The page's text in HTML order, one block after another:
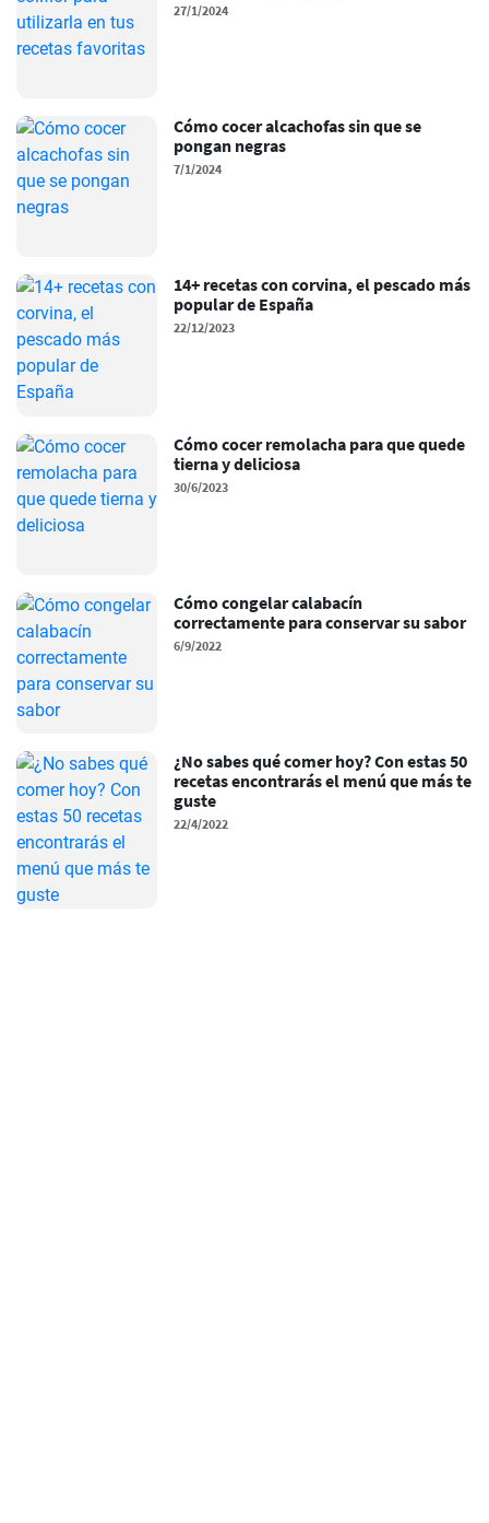
27/1/2024
Cómo cocer alcachofas sin que se
pongan negras
7/1/2024
14+ recetas con corvina, el pescado más
popular de España
22/12/2023
Cómo cocer remolacha para que quede
tierna y deliciosa
30/6/2023
Cómo congelar calabacín
correctamente para conservar su sabor
6/9/2022
¿No sabes qué comer hoy? Con estas 50
recetas encontrarás el menú que más te
guste
22/4/2022